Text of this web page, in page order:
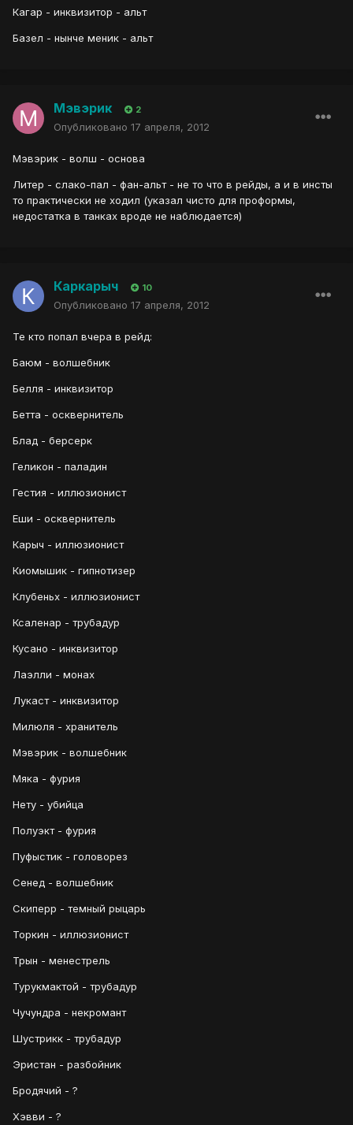
Кагар - инквизитор - альт
Базел - нынче меник - альт
Мэвэрик 2
Опубликовано 17 апреля, 2012
Мэвэрик - волш - основа
Литер - слако-пал - фан-альт - не то что в рейды, а и в инсты
то практически не ходил (указал чисто для проформы,
недостатка в танках вроде не наблюдается)
Каркарыч 10
Опубликовано 17 апреля, 2012
Те кто попал вчера в рейд:
Баюм - волшебник
Белля - инквизитор
Бетта - осквернитель
Блад - берсерк
Геликон - паладин
Гестия - иллюзионист
Еши - осквернитель
Карыч - иллюзионист
Киомышик - гипнотизер
Клубеньх - иллюзионист
Ксаленар - трубадур
Кусано - инквизитор
Лаэлли - монах
Лукаст - инквизитор
Милюля - хранитель
Мэвэрик - волшебник
Мяка - фурия
Нету - убийца
Полуэкт - фурия
Пуфыстик - головорез
Сенед - волшебник
Скиперр - темный рыцарь
Торкин - иллюзионист
Трын - менестрель
Турукмактой - трубадур
Чучундра - некромант
Шустрикк - трубадур
Эристан - разбойник
Бродячий - ?
Хэвви - ?